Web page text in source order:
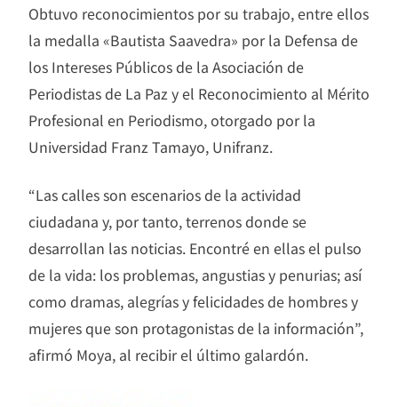
Obtuvo reconocimientos por su trabajo, entre ellos
la medalla «Bautista Saavedra» por la Defensa de
los Intereses Públicos de la Asociación de
Periodistas de La Paz y el Reconocimiento al Mérito
Profesional en Periodismo, otorgado por la
Universidad Franz Tamayo, Unifranz.
“Las calles son escenarios de la actividad
ciudadana y, por tanto, terrenos donde se
desarrollan las noticias. Encontré en ellas el pulso
de la vida: los problemas, angustias y penurias; así
como dramas, alegrías y felicidades de hombres y
mujeres que son protagonistas de la información”,
afirmó Moya, al recibir el último galardón.